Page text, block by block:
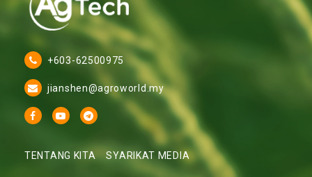
+603-62500975
jianshen@agroworld.my
TENTANG KITA SYARIKAT MEDIA